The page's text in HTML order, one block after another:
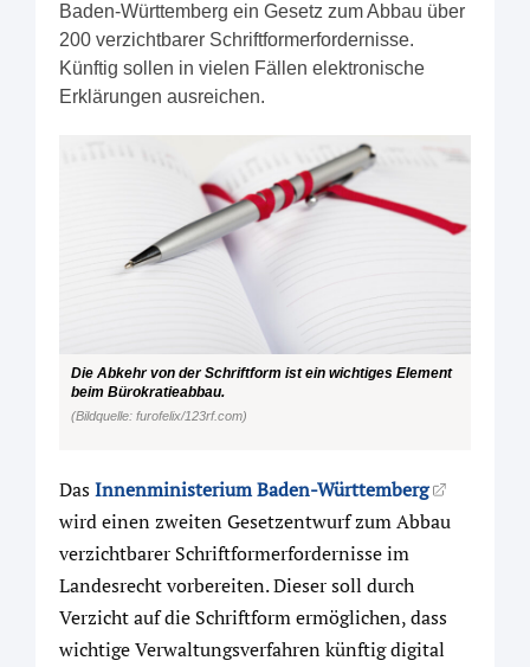
Baden-Württemberg ein Gesetz zum Abbau über
200 verzichtbarer Schriftformerfordernisse.
Künftig sollen in vielen Fällen elektronische
Erklärungen ausreichen.
Die Abkehr von der Schriftform ist ein wichtiges Element
beim Bürokratieabbau.
(Bildquelle: furofelix/123rf.com)
DasInnenministerium Baden-Württemberg
wird einen zweiten Gesetzentwurf zum Abbau
verzichtbarer Schriftformerfordernisse im
Landesrecht vorbereiten. Dieser soll durch
Verzicht auf die Schriftform ermöglichen, dass
wichtige Verwaltungsverfahren künftig digital